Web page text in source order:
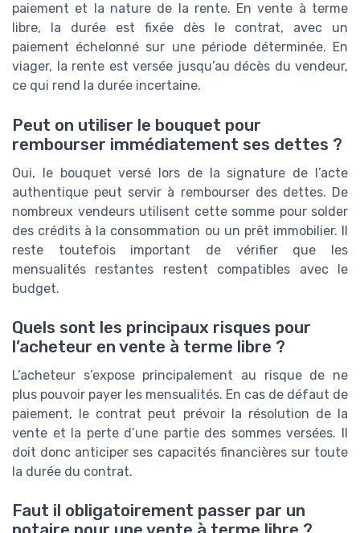
paiement et la nature de la rente. En vente à terme
libre, la durée est fixée dès le contrat, avec un
paiement échelonné sur une période déterminée. En
viager, la rente est versée jusqu’au décès du vendeur,
ce qui rend la durée incertaine.
Peut on utiliser le bouquet pour
rembourser immédiatement ses dettes ?
Oui, le bouquet versé lors de la signature de l’acte
authentique peut servir à rembourser des dettes. De
nombreux vendeurs utilisent cette somme pour solder
des crédits à la consommation ou un prêt immobilier. Il
reste toutefois important de vérifier que les
mensualités restantes restent compatibles avec le
budget.
Quels sont les principaux risques pour
l’acheteur en vente à terme libre ?
L’acheteur s’expose principalement au risque de ne
plus pouvoir payer les mensualités. En cas de défaut de
paiement, le contrat peut prévoir la résolution de la
vente et la perte d’une partie des sommes versées. Il
doit donc anticiper ses capacités financières sur toute
la durée du contrat.
Faut il obligatoirement passer par un